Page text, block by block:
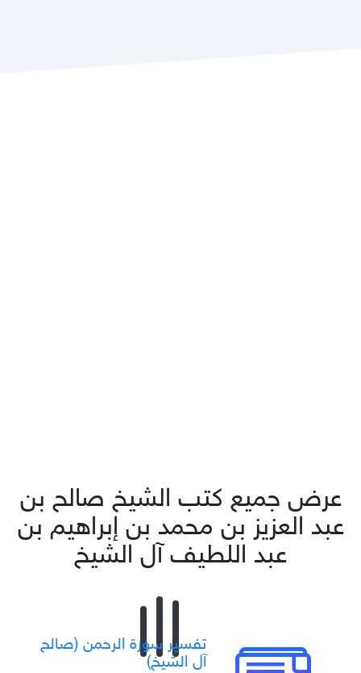
عرض جميع كتب الشيخ صالح بن
عبد العزيز بن محمد بن إبراهيم بن
عبد اللطيف آل الشيخ
تفسير سورة الرحمن (صالح
آل الشيخ)